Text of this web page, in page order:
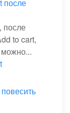
после
после
to cart,
можно...